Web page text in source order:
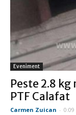
Eveniment
Peste 2.8
PTF Calafat
Carmen Zuican -